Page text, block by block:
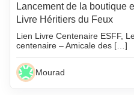
Lancement de la boutique
Livre Héritiers du Feux
Lien Livre Centenaire ESFF,
centenaire – Amicale des […]
Mourad